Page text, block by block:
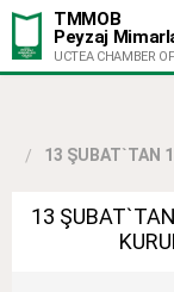
TMMOB
Peyzaj
UCTEA CHAMBER
13 ŞUBAT`TAN
13